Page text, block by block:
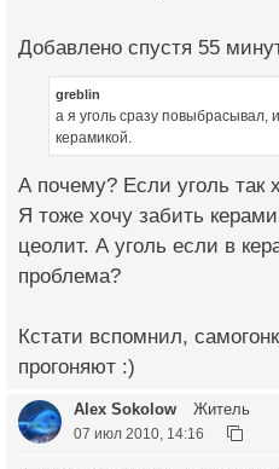
Добавлено спустя 55
greblin
а я уголь сразу повыбрасывал,
керамикой.
А почему? Если уголь так
Я тоже хочу забить
цеолит. А уголь если в
проблема?
Кстати вспомнил,
прогоняют :)
Alex Sokolow Житель
07 июл 2010, 14:16